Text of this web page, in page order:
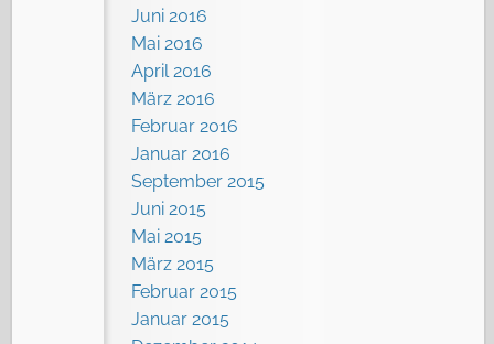
Juni 2016
Mai 2016
April 2016
März 2016
Februar 2016
Januar 2016
September 2015
Juni 2015
Mai 2015
März 2015
Februar 2015
Januar 2015